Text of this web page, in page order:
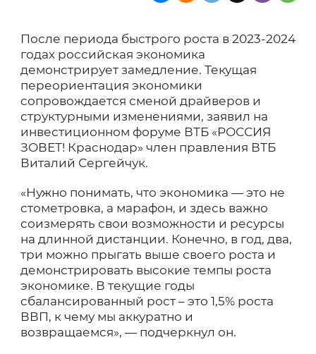
После периода быстрого роста в 2023-2024
годах российская экономика
демонстрирует замедление. Текущая
переориентация экономики
сопровождается сменой драйверов и
структурными изменениями, заявил на
инвестиционном форуме ВТБ «РОССИЯ
ЗОВЕТ! Краснодар» член правления ВТБ
Виталий Сергейчук.
«Нужно понимать, что экономика — это не
стометровка, а марафон, и здесь важно
соизмерять свои возможности и ресурсы
на длинной дистанции. Конечно, в год, два,
три можно прыгать выше своего роста и
демонстрировать высокие темпы роста
экономике. В текущие годы
сбалансированный рост – это 1,5% роста
ВВП, к чему мы аккуратно и
возвращаемся», — подчеркнул он.